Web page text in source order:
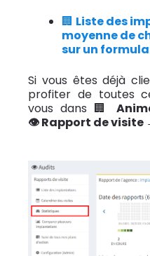
🏢 Liste des
moyenne de
sur un
Si vous êtes déjà
profiter de toutes
vous dans 🏢
👁️Rapport de visite